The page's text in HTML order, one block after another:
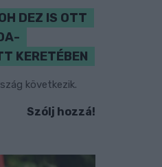
DEZ IS OTT
KERETÉBEN
következik.
Szólj hozzá!